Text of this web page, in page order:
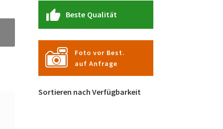
Beste Qualität
Foto vor Best.
auf Anfrage
Sortieren nach Verfügbarkeit